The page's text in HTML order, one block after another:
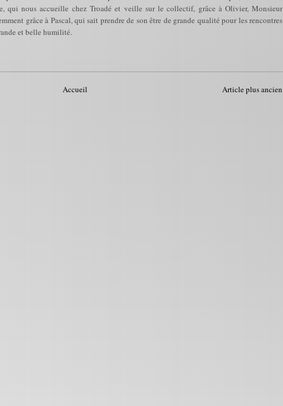
qui nous accueille chez Troadé et veille sur le collectif, grâce à Olivier, Monsieur
grâce à Pascal, qui sait prendre de son être de grande qualité pour les rencontres
et belle humilité.
Article plus ancien
Accueil